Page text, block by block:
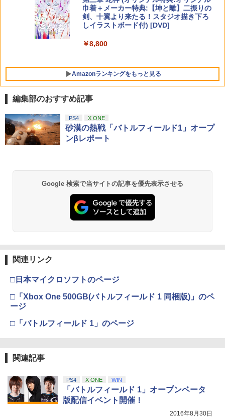
￥2,100
巾着＋メーカー特典:【坤と離】二振りの
剣、十翼より来たる！スタジオ描き下ろ
しイラストボード付) [DVD]
￥8,800
Amazonランキングをもっと見る
編集部のおすすめ記事
PS4 X ONE
砂漠の熱戦「バトルフィールド1」オープ
ンβレポート
Google 検索で当サイトの記事を優先表示させる
関連リンク
□日本マイクロソフトのページ
□「Xbox One 500GB(バトルフィールド 1 同梱版)」のペ
ージ
□「バトルフィールド 1」のページ
関連記事
PS4 X ONE WIN
「バトルフィールド 1」オープンベータ
版配信イベント開催！
2016年8月30日